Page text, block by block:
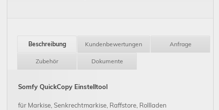
Beschreibung Kundenbewertungen Anfrage
Zubehör Dokumente
Somfy QuickCopy Einstelltool
für Markise, Senkrechtmarkise, Raffstore, Rollladen